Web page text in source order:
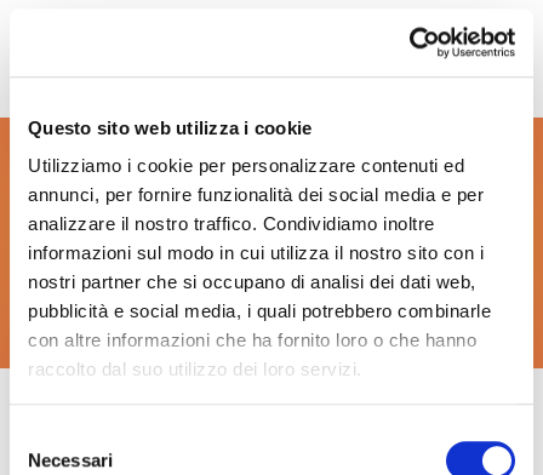
Questo sito web utilizza i cookie
Utilizziamo i cookie per personalizzare contenuti ed
annunci, per fornire funzionalità dei social media e per
analizzare il nostro traffico. Condividiamo inoltre
informazioni sul modo in cui utilizza il nostro sito con i
nostri partner che si occupano di analisi dei dati web,
pubblicità e social media, i quali potrebbero combinarle
con altre informazioni che ha fornito loro o che hanno
raccolto dal suo utilizzo dei loro servizi.
delNecessari
Scopri tutto sul Wood
Architecture Prize
Scopri ora